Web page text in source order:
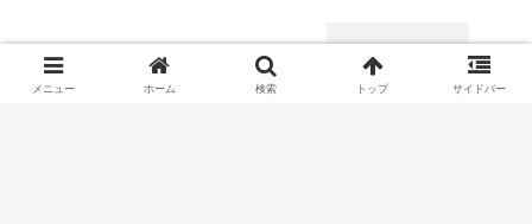
カーテンにランナーが入らない時の対処
法！交換時にはここに注意！
メニュー ホーム 検索 トップ サイドバー